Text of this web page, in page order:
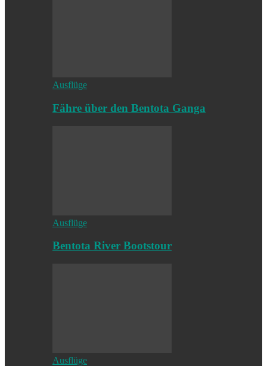
Ausflüge
Fähre über den Bentota Ganga
Ausflüge
Bentota River Bootstour
Ausflüge